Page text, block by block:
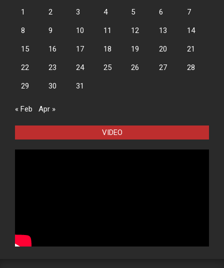
1 2 3 4 5 6 7
8 9 10 11 12 13 14
15 16 17 18 19 20 21
22 23 24 25 26 27 28
29 30 31
« Feb Apr »
VIDEO